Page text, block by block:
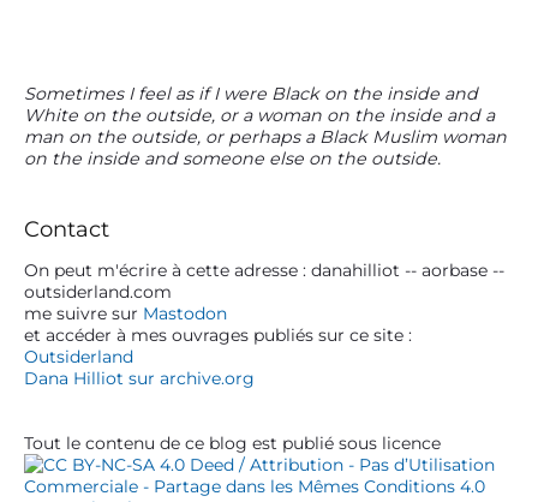
P
r
i
m
r
y
S
i
d
e
b
Sometimes I feel as if I were Black on the inside and
White on the outside, or a woman on the inside and a
man on the outside, or perhaps a Black Muslim woman
on the inside and someone else on the outside.
Contact
On peut m'écrire à cette adresse : danahilliot -- aorbase --
outsiderland.com
me suivre sur Mastodon
et accéder à mes ouvrages publiés sur ce site :
Outsiderland
Dana Hilliot sur archive.org
Tout le contenu de ce blog est publié sous licence